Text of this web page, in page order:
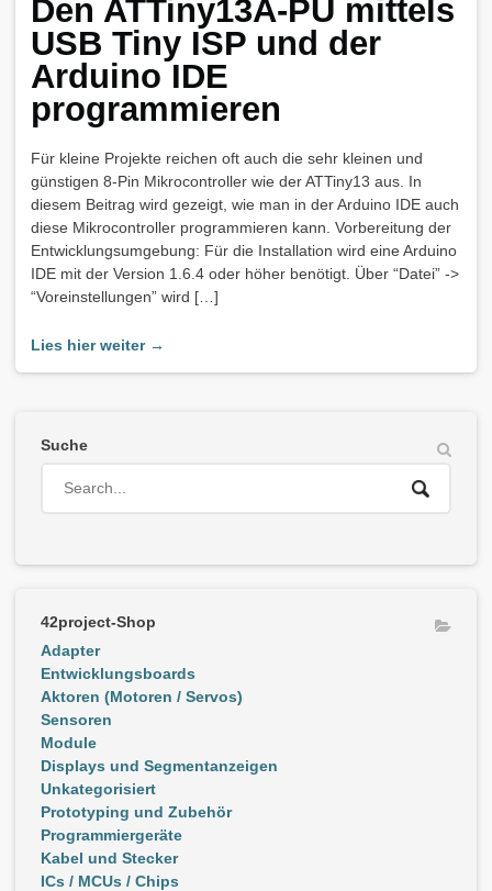
Den ATTiny13A-PU mittels
USB Tiny ISP und der
Arduino IDE
programmieren
Für kleine Projekte reichen oft auch die sehr kleinen und
günstigen 8-Pin Mikrocontroller wie der ATTiny13 aus. In
diesem Beitrag wird gezeigt, wie man in der Arduino IDE auch
diese Mikrocontroller programmieren kann. Vorbereitung der
Entwicklungsumgebung: Für die Installation wird eine Arduino
IDE mit der Version 1.6.4 oder höher benötigt. Über “Datei” ->
“Voreinstellungen” wird […]
Lies hier weiter →
Suche
42project-Shop
Adapter
Entwicklungsboards
Aktoren (Motoren / Servos)
Sensoren
Module
Displays und Segmentanzeigen
Unkategorisiert
Prototyping und Zubehör
Programmiergeräte
Kabel und Stecker
ICs / MCUs / Chips